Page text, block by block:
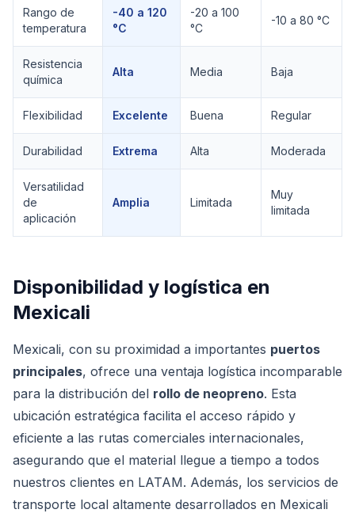
Rango de
temperatura
-40 a 120
°C
-20 a 100
°C
-10 a 80 °C
Resistencia
química
Alta Media Baja
Flexibilidad Excelente Buena Regular
Durabilidad Extrema Alta Moderada
Versatilidad
de
aplicación
Amplia Limitada
Muy
limitada
Disponibilidad y logística en
Mexicali
Mexicali, con su proximidad a importantes puertos
principales, ofrece una ventaja logística incomparable
para la distribución del rollo de neopreno. Esta
ubicación estratégica facilita el acceso rápido y
eficiente a las rutas comerciales internacionales,
asegurando que el material llegue a tiempo a todos
nuestros clientes en LATAM. Además, los servicios de
transporte local altamente desarrollados en Mexicali